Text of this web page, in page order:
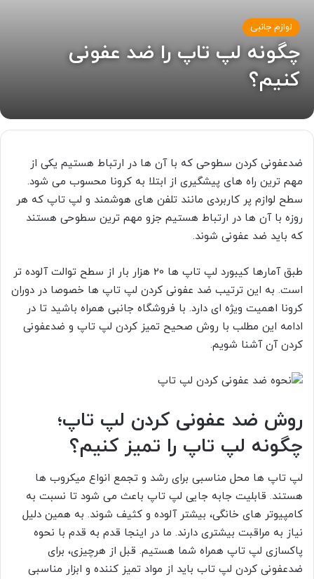
لوازم جانبی
چگونه لپ تاپ را ضد عفونی
کنیم؟
ضدعفونی کردن سطوحی که با آن ها در ارتباط هستیم یکی از
مهم ترین راه های پیشگیری از ابتلا به کرونا محسوب می شود.
سطح لوازم پر کاربردی مانند تلفن های هوشمند و لپ تاپ که هر
روزه با آن ها در ارتباط هستیم جزو مهم ترین سطوحی هستند
که باید ضد عفونی شوند.
طبق آمارها کیبورد لپ تاپ ها 20 هزار بار از سطح توالت آلوده تر
است. به این ترتیب ضد عفونی کردن لپ تاپ ها خصوصا در دوران
کرونا اهمیت ویژه ای دارد. با فروشگاه جانبی همراه باشید تا در
ادامه این مطلب با روش صحیح تمیز کردن لپ تاپ و ضدعفونی
کردن آن آشنا شویم.
روش ضد عفونی کردن لپ تاپ؛
چگونه لپ تاپ را تمیز کنیم؟
لپ تاپ ها محل مناسبی برای رشد و تجمع انواع میکروب ها
هستند. قابلیت جابه جایی لپ تاپ باعث می شود تا نسبت به
کامپیوتر های خانگی، بیشتر آلوده و کثیف شوند. به همین دلیل
نیاز به مراقبت بیشتری دارند. ما در اینجا قدم به قدم با نحوه
پاکسازی لپ تاپ همراه شما هستیم. قبل از هرچیزی، برای
ضدعفونی کردن لپ تاب باید از مواد تمیز کننده و ابزار مناسبی